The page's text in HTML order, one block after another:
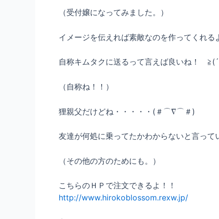
（受付嬢になってみました。）
イメージを伝えれば素敵なのを作ってくれる
自称キムタクに送るって言えば良いね！
（自称ね！！）
狸親父だけどね・・・・・(＃⌒∇⌒＃)ゞ
友達が何処に乗ってたかわからないと言って
（その他の方のためにも。）
こちらのＨＰで注文できるよ！！
http://www.hirokoblossom.rexw.jp/